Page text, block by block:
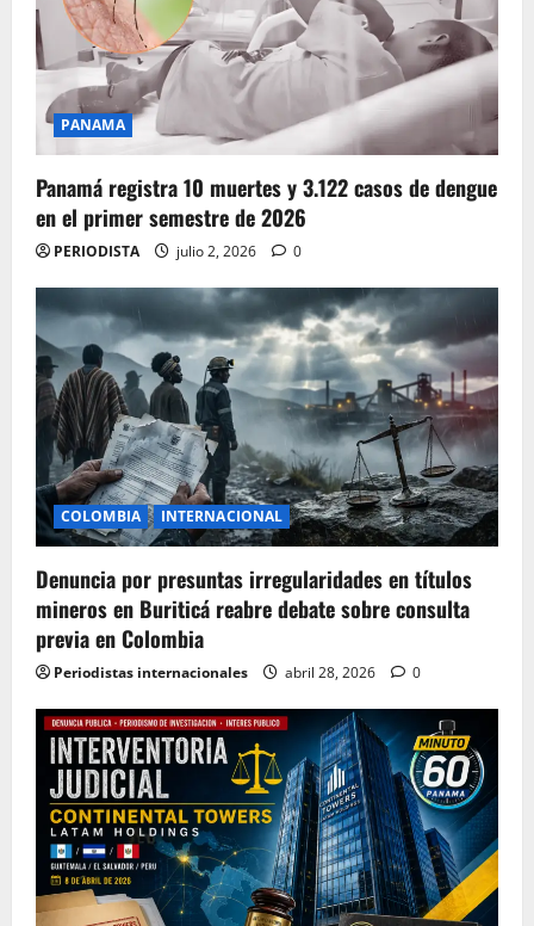
PANAMA
Panamá registra 10 muertes y 3.122 casos de dengue
en el primer semestre de 2026
PERIODISTA julio 2, 2026 0
COLOMBIA INTERNACIONAL
Denuncia por presuntas irregularidades en títulos
mineros en Buriticá reabre debate sobre consulta
previa en Colombia
Periodistas internacionales abril 28, 2026 0